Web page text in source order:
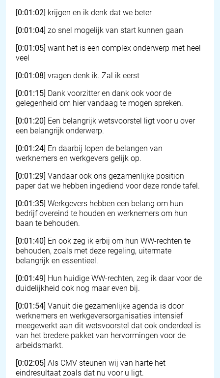
[0:01:02] krijgen en ik denk dat we beter
[0:01:04] zo snel mogelijk van start kunnen gaan
[0:01:05] want het is een complex onderwerp met heel
veel
[0:01:08] vragen denk ik. Zal ik eerst
[0:01:15] Dank voorzitter en dank ook voor de
gelegenheid om hier vandaag te mogen spreken.
[0:01:20] Een belangrijk wetsvoorstel ligt voor u over
een belangrijk onderwerp.
[0:01:24] En daarbij lopen de belangen van
werknemers en werkgevers gelijk op.
[0:01:29] Vandaar ook ons gezamenlijke position
paper dat we hebben ingediend voor deze ronde tafel.
[0:01:35] Werkgevers hebben een belang om hun
bedrijf overeind te houden en werknemers om hun
baan te behouden.
[0:01:40] En ook zeg ik erbij om hun WW-rechten te
behouden, zoals met deze regeling, uitermate
belangrijk en essentieel.
[0:01:49] Hun huidige WW-rechten, zeg ik daar voor de
duidelijkheid ook nog maar even bij.
[0:01:54] Vanuit die gezamenlijke agenda is door
werknemers en werkgeversorganisaties intensief
meegewerkt aan dit wetsvoorstel dat ook onderdeel is
van het bredere pakket van hervormingen voor de
arbeidsmarkt.
[0:02:05] Als CMV steunen wij van harte het
eindresultaat zoals dat nu voor u ligt.